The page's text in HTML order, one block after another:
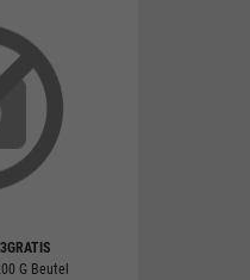
G Beutel